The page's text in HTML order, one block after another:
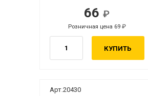
66
Розничная цена 69
КУПИТЬ
руб.
руб.
Арт.20430